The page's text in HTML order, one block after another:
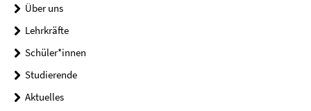
Über uns
Lehrkräfte
Schüler*innen
Studierende
Aktuelles